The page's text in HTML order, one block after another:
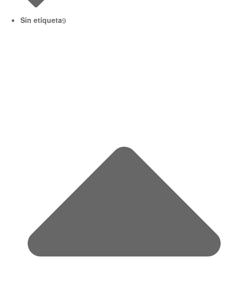
Sin etiqueta9